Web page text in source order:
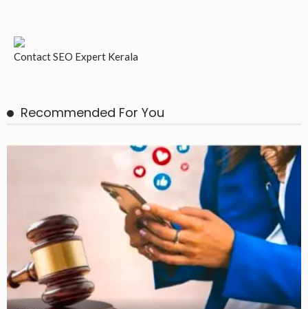
ContactSEO Expert Kerala
Recommended For You